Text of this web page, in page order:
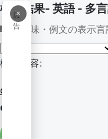
×
広
告
検索結果- 英語 - 多
意味・例文の表示言
検索内容:
clues
clues